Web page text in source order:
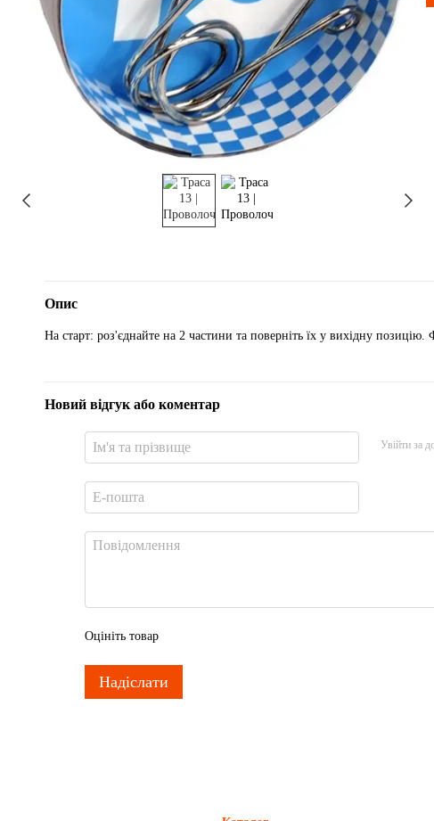
Опис
На старт: роз'єднайте на 2 частини та поверніть їх у вихідну позицію.
Новий відгук або коментар
Увійти за
Оцініть товар
Надіслати